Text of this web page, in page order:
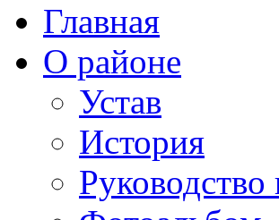
Главная
О районе
Устав
История
Руководство